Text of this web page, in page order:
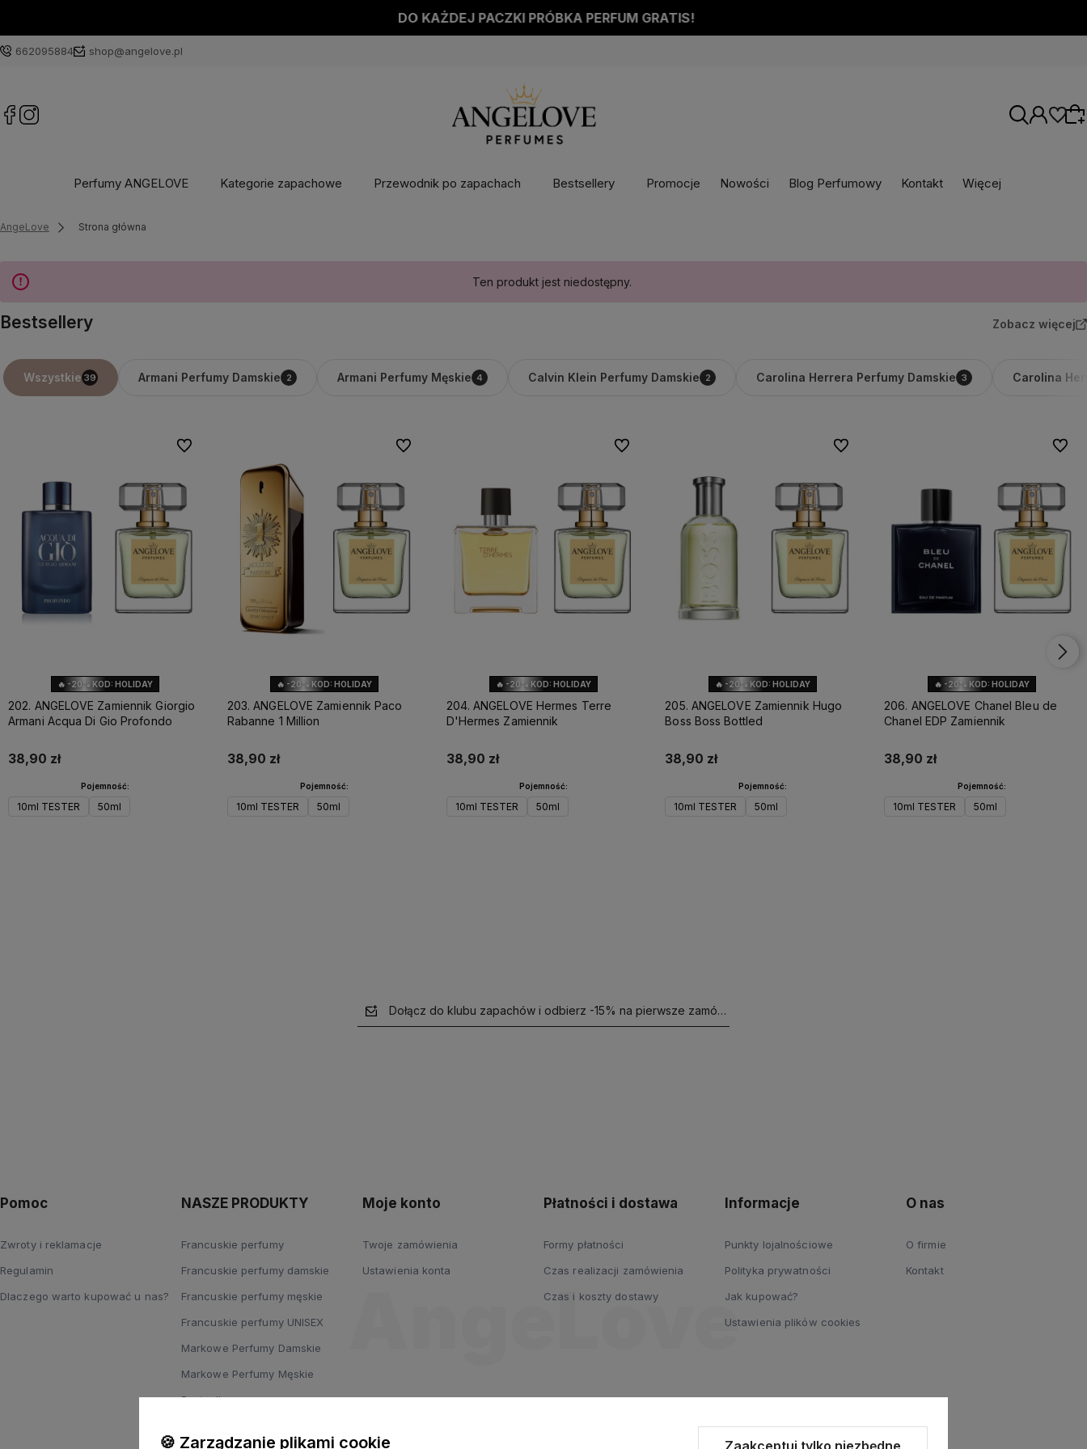
DO KAŻDEJ PACZKI PRÓBKA PERFUM GRATIS!
662095884 shop@angelove.pl
Perfumy ANGELOVE Kategorie zapachowe Przewodnik po zapachach Bestsellery Promocje Nowości Blog Perfumowy Kontakt Więcej
AngeLove Strona główna
Ten produkt jest niedostępny.
Bestsellery Zobacz więcej
Wszystkie 39 Armani Perfumy Damskie 2 Armani Perfumy Męskie 4 Calvin Klein Perfumy Damskie 2 Carolina Herrera Perfumy Damskie 3 Carolina
🔥 -20% KOD: HOLIDAY
202. ANGELOVE Zamiennik Giorgio
Armani Acqua Di Gio Profondo
38,90 zł
Pojemność:
10ml TESTER 50ml
Do ulubionych
🔥 -20% KOD: HOLIDAY
203. ANGELOVE Zamiennik Paco
Rabanne 1 Million
38,90 zł
Pojemność:
10ml TESTER 50ml
Do ulubionych
🔥 -20% KOD: HOLIDAY
204. ANGELOVE Hermes Terre
D'Hermes Zamiennik
38,90 zł
Pojemność:
10ml TESTER 50ml
Do ulubionych
🔥 -20% KOD: HOLIDAY
205. ANGELOVE Zamiennik Hugo
Boss Boss Bottled
38,90 zł
Pojemność:
10ml TESTER 50ml
Do ulubionych
🔥 -20% KOD: HOLIDAY
206. ANGELOVE Chanel Bleu de
Chanel EDP Zamiennik
38,90 zł
Pojemność:
10ml TESTER 50ml
Do
Dołącz do klubu zapachów i odbierz -15% na pierwsze zamówienie!
Pomoc
Zwroty i reklamacje
Regulamin
Dlaczego warto kupować u nas?
NASZE PRODUKTY
Francuskie perfumy
Francuskie perfumy damskie
Francuskie perfumy męskie
Francuskie perfumy UNISEX
Markowe Perfumy Damskie
Markowe Perfumy Męskie
Bestsellery
Moje konto
Twoje zamówienia
Ustawienia konta
Płatności i dostawa
Formy płatności
Czas realizacji zamówienia
Czas i koszty dostawy
Informacje
Punkty lojalnościowe
Polityka prywatności
Jak kupować?
Ustawienia plików cookies
O nas
O firmie
Kontakt
🍪 Zarządzanie plikami cookie Zaakceptuj tylko niezbędne